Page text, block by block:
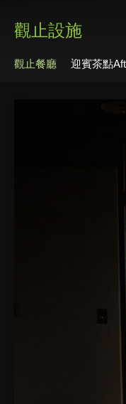
觀止設施
觀止餐廳 迎賓茶點